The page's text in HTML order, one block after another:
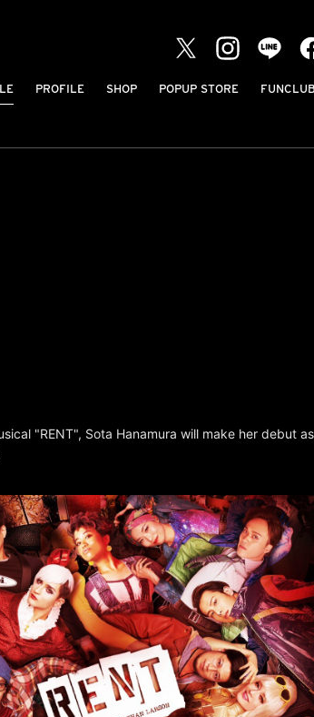
PROFILE SHOP POPUP STORE FUNCLUB
"RENT", Sota Hanamura will make her debut